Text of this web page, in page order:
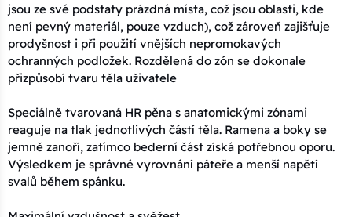
jsou ze své podstaty prázdná místa, což jsou oblasti, kde
není pevný materiál, pouze vzduch), což zároveň zajišťuje
prodyšnost i při použití vnějších nepromokavých
ochranných podložek. Rozdělená do zón se dokonale
přizpůsobí tvaru těla uživatele
Speciálně tvarovaná HR pěna s anatomickými zónami
reaguje na tlak jednotlivých částí těla. Ramena a boky se
jemně zanoří, zatímco bederní část získá potřebnou oporu.
Výsledkem je správné vyrovnání páteře a menší napětí
svalů během spánku.